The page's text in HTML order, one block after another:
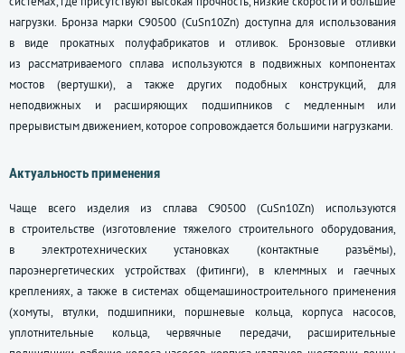
нагрузки. Бронза марки С90500 (CuSn10Zn) доступна для использования
в виде прокатных полуфабрикатов и отливок. Бронзовые отливки
из рассматриваемого сплава используются в подвижных компонентах
мостов (вертушки), а также других подобных конструкций, для
неподвижных и расширяющих подшипников с медленным или
прерывистым движением, которое сопровождается большими нагрузками.
Актуальность применения
Чаще всего изделия из сплава С90500 (CuSn10Zn) используются
в строительстве (изготовление тяжелого строительного оборудования,
в электротехнических установках (контактные разъёмы),
пароэнергетических устройствах (фитинги), в клеммных и гаечных
креплениях, а также в системах общемашиностроительного применения
(хомуты, втулки, подшипники, поршневые кольца, корпуса насосов,
уплотнительные кольца, червячные передачи, расширительные